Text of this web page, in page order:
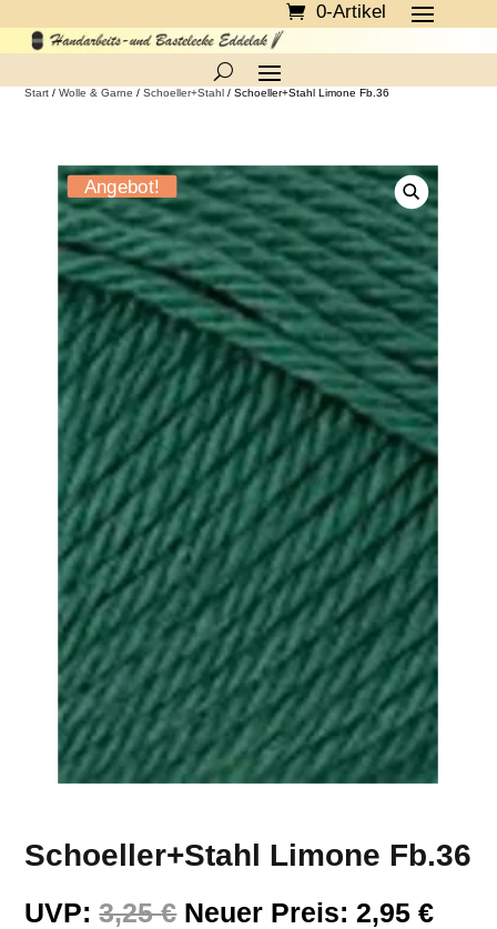
0-Artikel
Start /Wolle & Garne /Schoeller+Stahl / Schoeller+Stahl Limone Fb.36
Angebot!
Schoeller+Stahl Limone Fb.36
UVP: 3,25€ Ursprünglicher
Neuer Preis: 2,95€